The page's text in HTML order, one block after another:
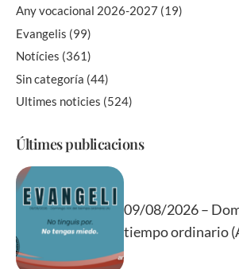
Any vocacional 2026-2027 (19)
Evangelis (99)
Notícies (361)
Sin categoría (44)
Ultimes noticies (524)
Últimes publicacions
09/08/2026 –
tiempo ordinario